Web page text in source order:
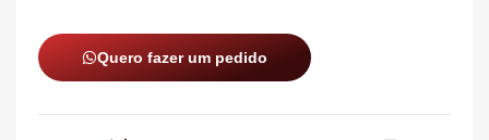
Quero fazer um pedido